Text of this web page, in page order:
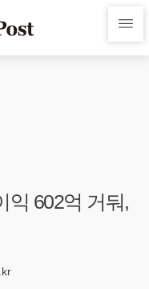
익 602억 거둬,